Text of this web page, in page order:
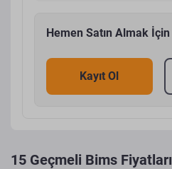
Hemen Satın Almak İçin
Kayıt Ol
15 Geçmeli Bims Fiyatları